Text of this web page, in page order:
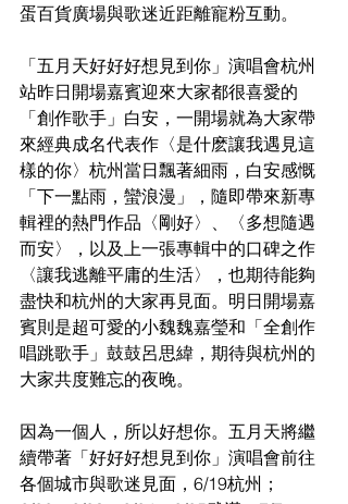
蛋百貨廣場與歌迷近距離寵粉互動。
「五月天好好好想見到你」演唱會杭州
站昨日開場嘉賓迎來大家都很喜愛的
「創作歌手」白安，一開場就為大家帶
來經典成名代表作〈是什麽讓我遇見這
樣的你〉杭州當日飄著細雨，白安感慨
「下一點雨，蠻浪漫」，隨即帶來新專
輯裡的熱門作品〈剛好〉、〈多想隨遇
而安〉，以及上一張專輯中的口碑之作
〈讓我逃離平庸的生活〉，也期待能夠
盡快和杭州的大家再見面。明日開場嘉
賓則是超可愛的小魏魏嘉瑩和「全創作
唱跳歌手」鼓鼓呂思緯，期待與杭州的
大家共度難忘的夜晚。
因為一個人，所以好想你。五月天將繼
續帶著「好好好想見到你」演唱會前往
各個城市與歌迷見面，6/19杭州；